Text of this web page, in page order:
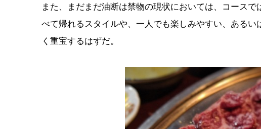
また、まだまだ油断は禁物の現状においては、コース
べて帰れるスタイルや、一人でも楽しみやすい、ある
く重宝するはずだ。